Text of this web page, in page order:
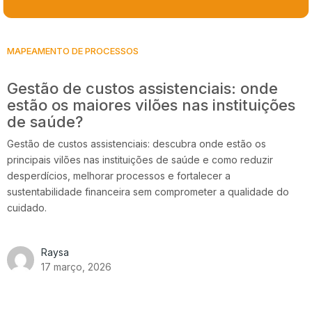
MAPEAMENTO DE PROCESSOS
Gestão de custos assistenciais: onde
estão os maiores vilões nas instituições
de saúde?
Gestão de custos assistenciais: descubra onde estão os
principais vilões nas instituições de saúde e como reduzir
desperdícios, melhorar processos e fortalecer a
sustentabilidade financeira sem comprometer a qualidade do
cuidado.
Raysa
17 março, 2026